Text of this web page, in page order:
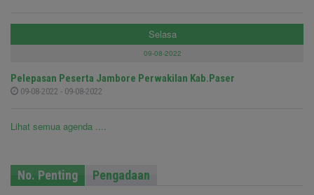
Selasa
09-08-2022
Pelepasan Peserta Jambore Perwakilan Kab.Paser
09-08-2022 - 09-08-2022
Lihat semua agenda ....
No. Penting Pengadaan